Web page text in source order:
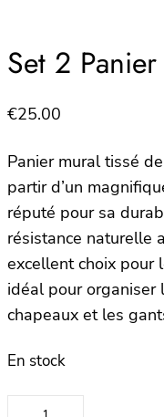
Set 2
€25.00
Panier mural tissé
partir d’un
réputé pour sa
résistance naturelle
excellent choix pour
idéal pour organiser
chapeaux et les
En stock
quantité